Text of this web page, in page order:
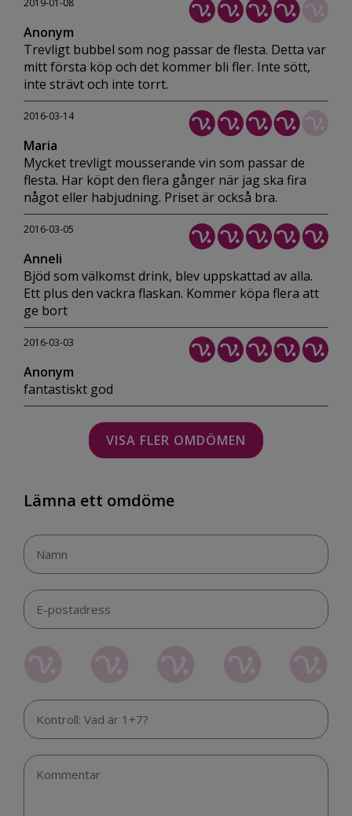
2019-01-08
Anonym
Trevligt bubbel som nog passar de flesta. Detta var
mitt första köp och det kommer bli fler. Inte sött,
inte strävt och inte torrt.
2016-03-14
Maria
Mycket trevligt mousserande vin som passar de
flesta. Har köpt den flera gånger när jag ska fira
något eller habjudning. Priset är också bra.
2016-03-05
Anneli
Bjöd som välkomst drink, blev uppskattad av alla.
Ett plus den vackra flaskan. Kommer köpa flera att
ge bort
2016-03-03
Anonym
fantastiskt god
VISA FLER OMDÖMEN
Lämna ett omdöme